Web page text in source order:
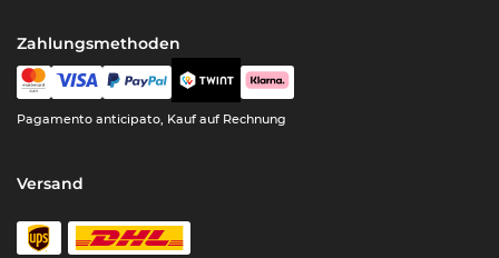
Zahlungsmethoden
Pagamento anticipato, Kauf auf Rechnung
Versand